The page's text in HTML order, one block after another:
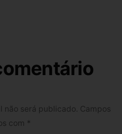
não será publicado. Campos
com *